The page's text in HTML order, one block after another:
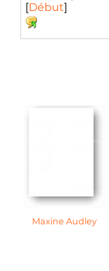
[Début]
Maxine Audley